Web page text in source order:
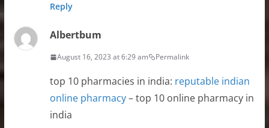
Reply
Albertbum
August 16, 2023 at 6:29 am Permalink
top 10 pharmacies in india: reputable indian
online pharmacy– top 10 online pharmacy in
india